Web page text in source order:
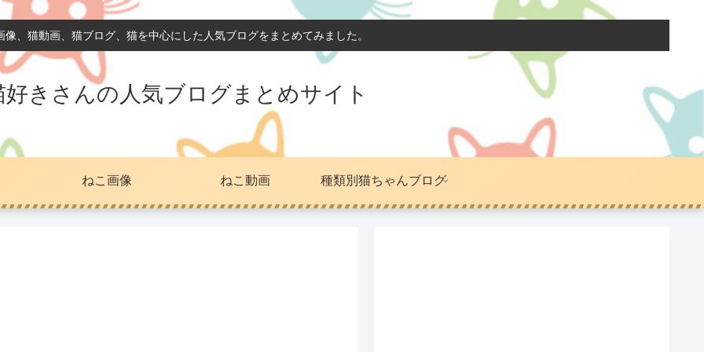
像、猫動画、猫ブログ、猫を中心にした人気ブログをまとめてみました。
好きさんの人気ブログまとめサイト
ねこ画像 ねこ動画 種類別猫ちゃんブログ